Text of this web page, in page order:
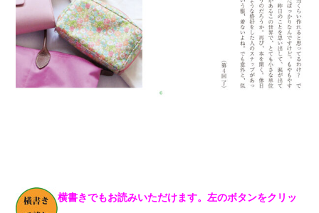
横書きでもお読みいただけます。左のボタンをクリッ